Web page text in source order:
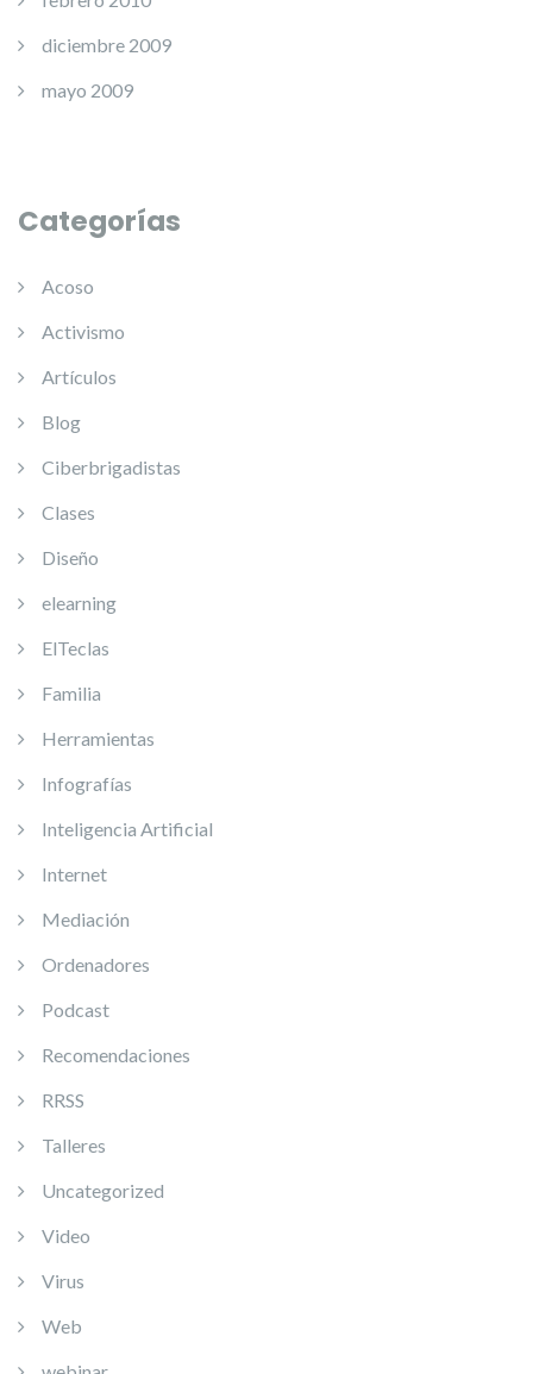
diciembre 2009
mayo 2009
Categorías
Acoso
Activismo
Artículos
Blog
Ciberbrigadistas
Clases
Diseño
elearning
ElTeclas
Familia
Herramientas
Infografías
Inteligencia Artificial
Internet
Mediación
Ordenadores
Podcast
Recomendaciones
RRSS
Talleres
Uncategorized
Video
Virus
Web